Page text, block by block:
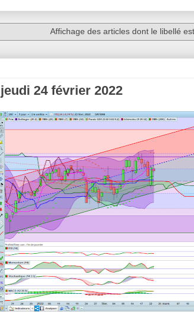
Affichage des articles dont le libellé est
24 février 2022